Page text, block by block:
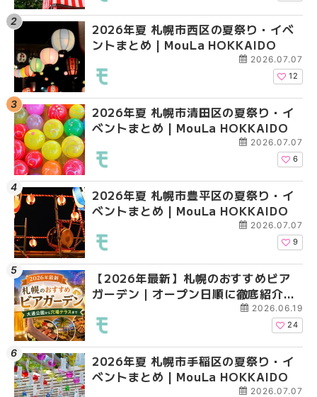
2026年夏 札幌市西区の夏祭り・イベ
ントまとめ | MouLa HOKKAIDO
2026.07.07
12
2026年夏 札幌市清田区の夏祭り・イ
ベントまとめ | MouLa HOKKAIDO
2026.07.07
6
2026年夏 札幌市豊平区の夏祭り・イ
ベントまとめ | MouLa HOKKAIDO
2026.07.07
9
【2026年最新】札幌のおすすめビア
ガーデン｜オープン日順に徹底紹介！
大通公園から穴場テラスまで | MouLa
HOKKAIDO
2026.06.19
24
2026年夏 札幌市手稲区の夏祭り・イ
ベントまとめ | MouLa HOKKAIDO
2026.07.07
【2026年最新】札幌
ガーデン｜オープン日
大通公園から穴場テ
2026年夏 札幌市白石
ベントまとめ |
2026年夏 札幌市手稲
ベントまとめ |
2026年夏 札幌市北区
ントまとめ | MouLa
2026年夏 札幌市清田
ベントまとめ |
2026年夏 札幌市北区
ントまとめ | MouLa
2026年夏 札幌市白石
ベントまとめ |
2026年夏 札幌市西区
ントまとめ | MouLa
2026年夏 札幌市手稲
ベントまとめ |
2026年夏 札幌市清田
ベントまとめ |